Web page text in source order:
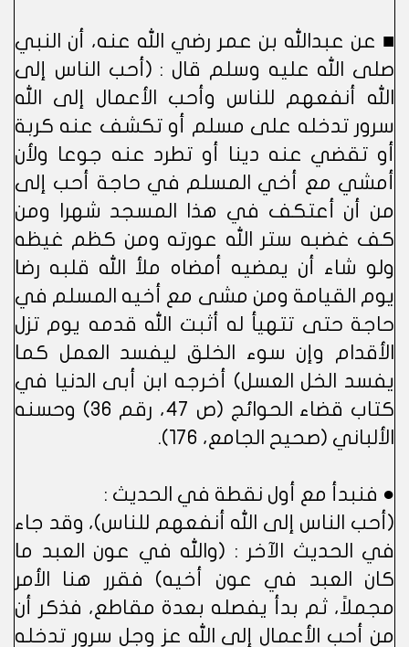
■ عن عبدالله بن عمر رضي الله عنه، أن النبي
صلى الله عليه وسلم قال : (أحب الناس إلى
الله أنفعهم للناس وأحب الأعمال إلى الله
سرور تدخله على مسلم أو تكشف عنه كربة
أو تقضي عنه دينا أو تطرد عنه جوعا ولأن
أمشي مع أخي المسلم في حاجة أحب إلى
من أن أعتكف في هذا المسجد شهرا ومن
كف غضبه ستر الله عورته ومن كظم غيظه
ولو شاء أن يمضيه أمضاه ملأ الله قلبه رضا
يوم القيامة ومن مشى مع أخيه المسلم في
حاجة حتى تتهيأ له أثبت الله قدمه يوم تزل
الأقدام وإن سوء الخلق ليفسد العمل كما
يفسد الخل العسل) أخرجه ابن أبى الدنيا في
كتاب قضاء الحوائج (ص 47، رقم 36) وحسنه
الألباني (صحيح الجامع، 176).
● فنبدأ مع أول نقطة في الحديث :
(أحب الناس إلى الله أنفعهم للناس)، وقد جاء
في الحديث الآخر : (والله في عون العبد ما
كان العبد في عون أخيه) فقرر هنا الأمر
مجملاً، ثم بدأ يفصله بعدة مقاطع، فذكر أن
من أحب الأعمال إلى الله عز وجل سرور تدخله